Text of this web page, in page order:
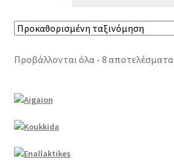
Προβάλλονται όλα - 8 αποτελέσματα